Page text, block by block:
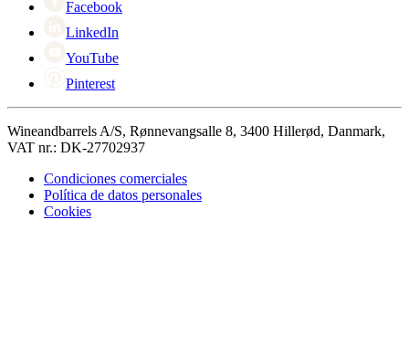
Facebook
LinkedIn
YouTube
Pinterest
Wineandbarrels A/S, Rønnevangsalle 8, 3400 Hillerød, Danmark,
VAT nr.: DK-27702937
Condiciones comerciales
Política de datos personales
Cookies